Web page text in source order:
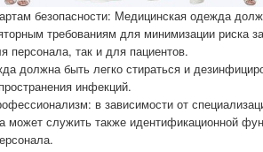
безопасности: Медицинская одежда
требованиям для минимизации риска
персонала, так и для пациентов.
должна быть легко стираться и
инфекций.
в зависимости от
может служить также идентификационной